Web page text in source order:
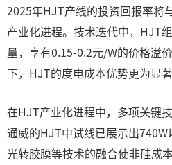
2025年HJT产线的投资回报率将
产业化进程。技术迭代中，HJT
量，享有0.15-0.2元/W的价格溢
下，HJT的度电成本优势更为显著
在HJT产业化进程中，多项关键
通威的HJT中试线已展示出740W
光转胶膜等技术的融合使非硅成